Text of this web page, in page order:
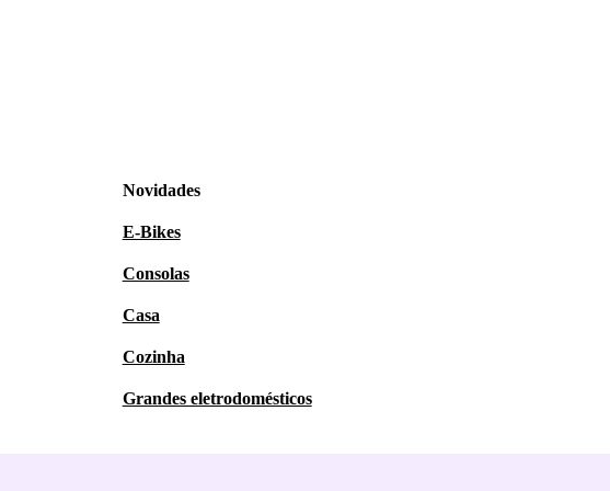
Novidades
E-Bikes
Consolas
Casa
Cozinha
Grandes eletrodomésticos